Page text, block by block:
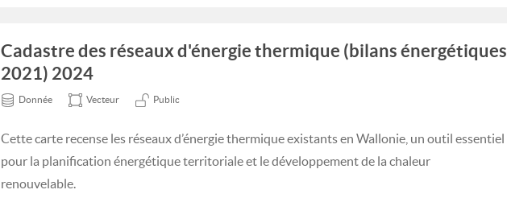
Cadastre des réseaux d'énergie thermique (bilans énergétiques
2021) 2024
Donnée Vecteur Public
Cette carte recense les réseaux d’énergie thermique existants en Wallonie, un outil essentiel
pour la planification énergétique territoriale et le développement de la chaleur
renouvelable.